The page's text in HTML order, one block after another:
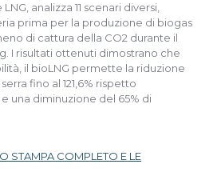
analizza 11 scenari diversi,
prima per la produzione di biogas
di cattura della CO2 durante il
I risultati ottenuti dimostrano che
il bioLNG permette la riduzione
fino al 121,6% rispetto
una diminuzione del 65% di
STAMPA COMPLETO E LE